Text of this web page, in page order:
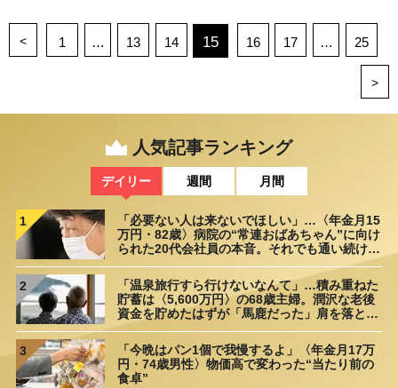
< 1 … 13 14 15 16 17 … 25
>
人気記事ランキング
デイリー 週間 月間
1
「必要ない人は来ないでほしい」…〈年金月15
万円・82歳〉病院の“常連おばあちゃん”に向け
られた20代会社員の本音。それでも通い続ける
理由
2
「温泉旅行すら行けないなんて」…積み重ねた
貯蓄は〈5,600万円〉の68歳主婦。潤沢な老後
資金を貯めたはずが「馬鹿だった」肩を落とす
理由
3
「今晩はパン1個で我慢するよ」〈年金月17万
円・74歳男性〉物価高で変わった“当たり前の
食卓”